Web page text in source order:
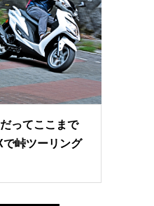
ってここまで
で峠ツーリング